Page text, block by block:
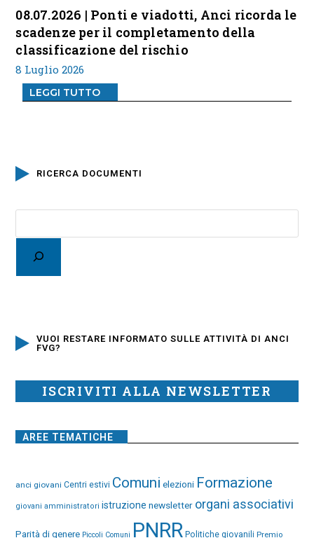
08.07.2026 | Ponti e viadotti, Anci ricorda le
scadenze per il completamento della
classificazione del rischio
8 Luglio 2026
LEGGI TUTTO
RICERCA DOCUMENTI
VUOI RESTARE INFORMATO SULLE ATTIVITÀ DI ANCI
FVG?
ISCRIVITI ALLA NEWSLETTER
AREE TEMATICHE
anci giovani Centri estivi Comuni elezioni Formazione
giovani amministratori istruzione newsletter organi associativi
Parità di genere Piccoli Comuni PNRR Politiche giovanili Premio